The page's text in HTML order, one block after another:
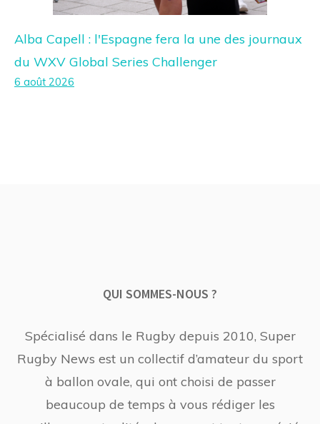
Alba Capell : l'Espagne fera la une des journaux
du WXV Global Series Challenger
6 août 2026
QUI SOMMES-NOUS ?
Spécialisé dans le Rugby depuis 2010, Super
Rugby News est un collectif d’amateur du sport
à ballon ovale, qui ont choisi de passer
beaucoup de temps à vous rédiger les